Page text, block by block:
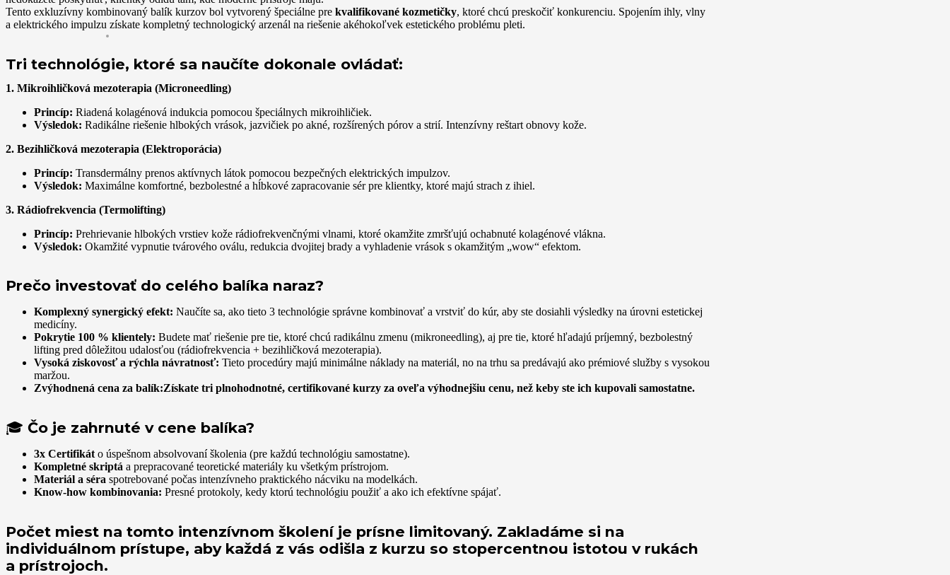
Tento exkluzívny kombinovaný balík kurzov bol vytvorený špeciálne pre kvalifikované kozmetičky, ktoré chcú preskočiť konkurenciu. Spojením ihly, vlny
a elektrického impulzu získate kompletný technologický arzenál na riešenie akéhokoľvek estetického problému pleti.
Tri technológie, ktoré sa naučíte dokonale ovládať:
1. Mikroihličková mezoterapia (Microneedling)
Princíp: Riadená kolagénová indukcia pomocou špeciálnych mikroihličiek.
Výsledok: Radikálne riešenie hlbokých vrások, jazvičiek po akné, rozšírených pórov a strií. Intenzívny reštart obnovy kože.
2. Bezihličková mezoterapia (Elektroporácia)
Princíp: Transdermálny prenos aktívnych látok pomocou bezpečných elektrických impulzov.
Výsledok: Maximálne komfortné, bezbolestné a hĺbkové zapracovanie sér pre klientky, ktoré majú strach z ihiel.
3. Rádiofrekvencia (Termolifting)
Princíp: Prehrievanie hlbokých vrstiev kože rádiofrekvenčnými vlnami, ktoré okamžite zmršťujú ochabnuté kolagénové vlákna.
Výsledok: Okamžité vypnutie tvárového oválu, redukcia dvojitej brady a vyhladenie vrások s okamžitým „wow“ efektom.
Prečo investovať do celého balíka naraz?
Komplexný synergický efekt: Naučíte sa, ako tieto 3 technológie správne kombinovať a vrstviť do kúr, aby ste dosiahli výsledky na úrovni estetickej
medicíny.
Pokrytie 100 % klientely: Budete mať riešenie pre tie, ktoré chcú radikálnu zmenu (mikroneedling), aj pre tie, ktoré hľadajú príjemný, bezbolestný
lifting pred dôležitou udalosťou (rádiofrekvencia + bezihličková mezoterapia).
Vysoká ziskovosť a rýchla návratnosť: Tieto procedúry majú minimálne náklady na materiál, no na trhu sa predávajú ako prémiové služby s vysokou
maržou.
Zvýhodnená cena za balík:Získate tri plnohodnotné, certifikované kurzy za oveľa výhodnejšiu cenu, než keby ste ich kupovali samostatne.
🎓 Čo je zahrnuté v cene balíka?
3x Certifikát o úspešnom absolvovaní školenia (pre každú technológiu samostatne).
Kompletné skriptá a prepracované teoretické materiály ku všetkým prístrojom.
Materiál a séra spotrebované počas intenzívneho praktického nácviku na modelkách.
Know-how kombinovania: Presné protokoly, kedy ktorú technológiu použiť a ako ich efektívne spájať.
Počet miest na tomto intenzívnom školení je prísne limitovaný. Zakladáme si na
individuálnom prístupe, aby každá z vás odišla z kurzu so stopercentnou istotou v rukách
a prístrojoch.